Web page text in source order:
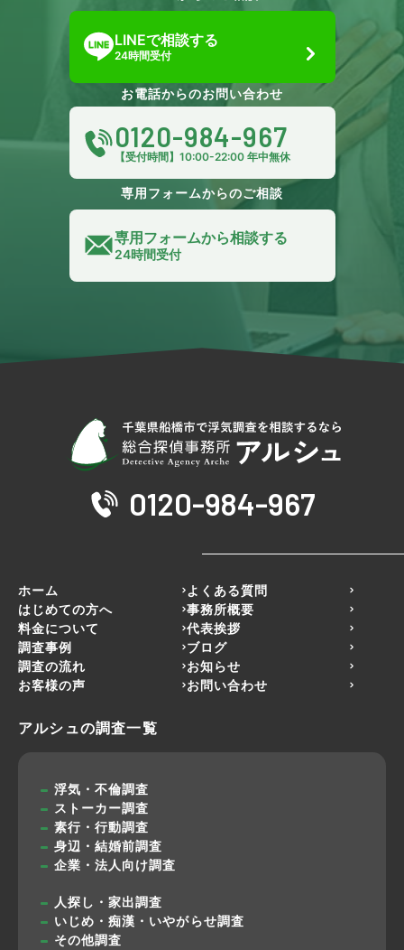
LINEで相談する
24時間受付
お電話からのお問い合わせ
0120-984-967
【受付時間】10:00-22:00 年中無休
専用フォームからのご相談
専用フォームから相談する
24時間受付
0120-984-967
ホーム
はじめての方へ
料金について
調査事例
調査の流れ
お客様の声
よくある質問
事務所概要
代表挨拶
ブログ
お知らせ
お問い合わせ
アルシュの調査一覧
浮気・不倫調査
ストーカー調査
素行・行動調査
身辺・結婚前調査
企業・法人向け調査
人探し・家出調査
いじめ・痴漢・いやがらせ調査
その他調査